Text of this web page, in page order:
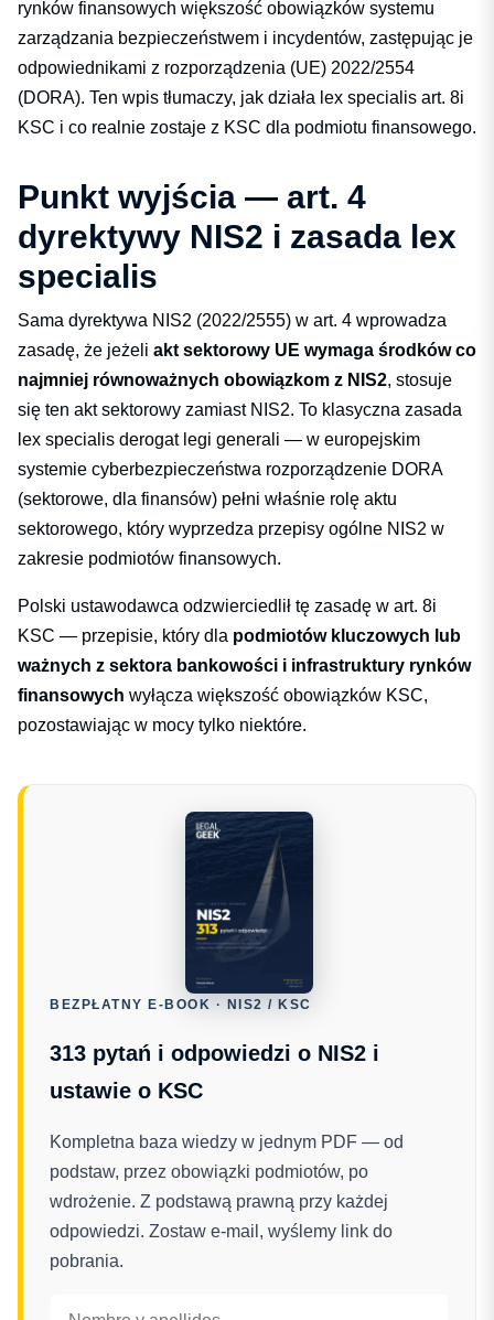
rynków finansowych większość obowiązków systemu
zarządzania bezpieczeństwem i incydentów, zastępując je
odpowiednikami z rozporządzenia (UE) 2022/2554
(DORA). Ten wpis tłumaczy, jak działa lex specialis art. 8i
KSC i co realnie zostaje z KSC dla podmiotu finansowego.
Punkt wyjścia — art. 4
dyrektywy NIS2 i zasada lex
specialis
Sama dyrektywa NIS2 (2022/2555) w art. 4 wprowadza
zasadę, że jeżeli akt sektorowy UE wymaga środków co
najmniej równoważnych obowiązkom z NIS2, stosuje
się ten akt sektorowy zamiast NIS2. To klasyczna zasada
lex specialis derogat legi generali — w europejskim
systemie cyberbezpieczeństwa rozporządzenie DORA
(sektorowe, dla finansów) pełni właśnie rolę aktu
sektorowego, który wyprzedza przepisy ogólne NIS2 w
zakresie podmiotów finansowych.
Polski ustawodawca odzwierciedlił tę zasadę w art. 8i
KSC — przepisie, który dla podmiotów kluczowych lub
ważnych z sektora bankowości i infrastruktury rynków
finansowych wyłącza większość obowiązków KSC,
pozostawiając w mocy tylko niektóre.
BEZPŁATNY E-BOOK · NIS2 / KSC
313 pytań i odpowiedzi o NIS2 i
ustawie o KSC
Kompletna baza wiedzy w jednym PDF — od
podstaw, przez obowiązki podmiotów, po
wdrożenie. Z podstawą prawną przy każdej
odpowiedzi. Zostaw e-mail, wyślemy link do
pobrania.